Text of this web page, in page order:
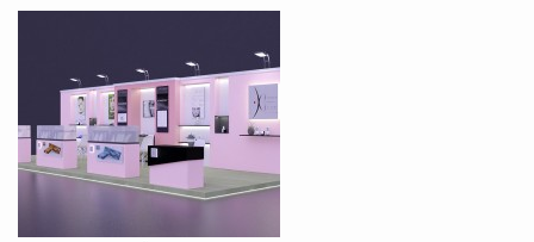
THIẾT KẾ – THI CÔNG
KỆ TRƯNG BÀY SẢN
PHẨM O’FOOD